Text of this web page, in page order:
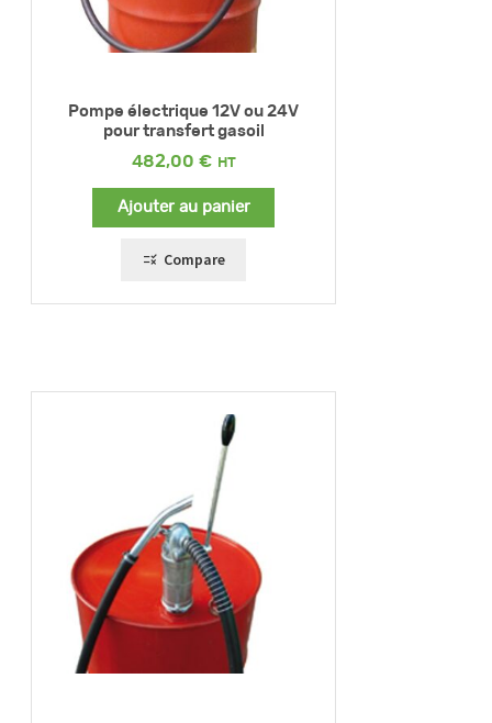
Pompe électrique 12V ou 24V
pour transfert gasoil
482,00 €
Ajouter au panier
Compare